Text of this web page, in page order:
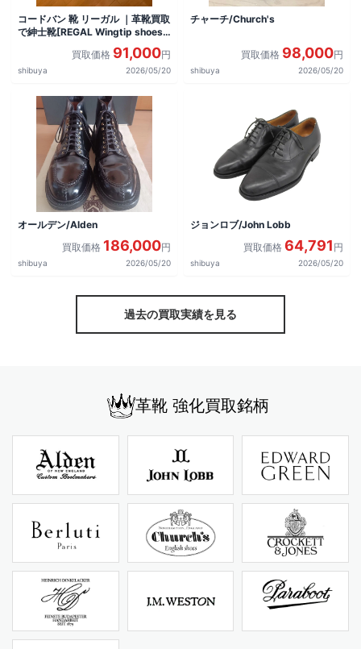
コードバン 靴 リーガル ｜革靴買取
で紳士靴[REGAL Wingtip shoes]
買取価格 91,000円
shibuya 2026/05/20
チャーチ/Church's
買取価格 98,000円
shibuya 2026/05/20
オールデン/Alden
買取価格 186,000円
shibuya 2026/05/20
ジョンロブ/John Lobb
買取価格 64,791 円
shibuya 2026/05/20
過去の買取実績を見る
革靴 強化買取銘柄